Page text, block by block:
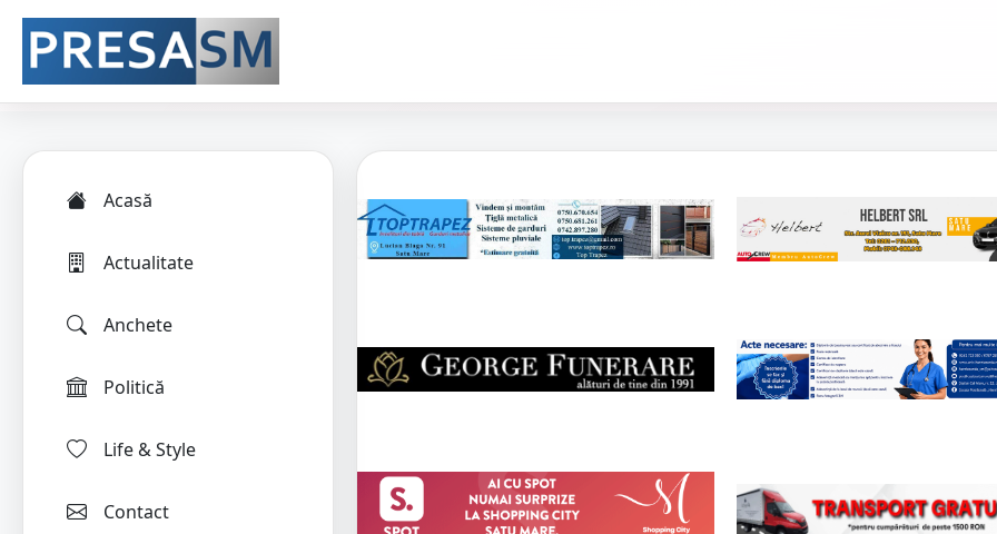
Acasă
Actualitate
Anchete
Politică
Life & Style
Contact